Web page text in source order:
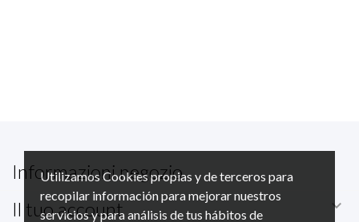
Utilizamos Cookies propias y de terceros para
recopilar información para mejorar nuestros
servicios y para análisis de tus hábitos de
Informazioni negozio
Il tuo account
